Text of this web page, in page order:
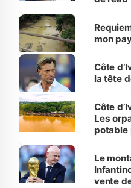
mon
Côte
la tête
Côte
Les
potable
Le
vente